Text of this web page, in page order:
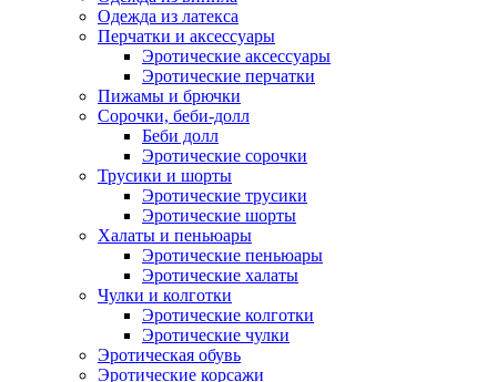
Одежда из латекса
Перчатки и аксессуары
Эротические аксессуары
Эротические перчатки
Пижамы и брючки
Сорочки, беби-долл
Беби долл
Эротические сорочки
Трусики и шорты
Эротические трусики
Эротические шорты
Халаты и пеньюары
Эротические пеньюары
Эротические халаты
Чулки и колготки
Эротические колготки
Эротические чулки
Эротическая обувь
Эротические корсажи